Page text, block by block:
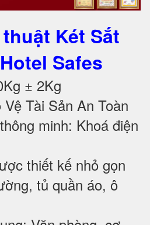
Két Sắt
Safes
± 2Kg
Tài Sản An Toàn
minh: Khoá điện
thiết kế nhỏ gọn
tủ quần áo, ô